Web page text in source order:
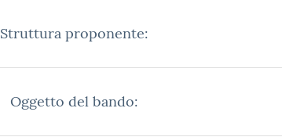
Struttura proponente:
Oggetto del bando: